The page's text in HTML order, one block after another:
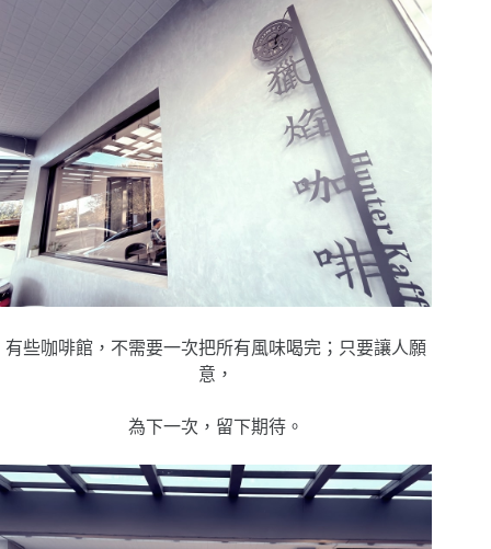
有些咖啡館，不需要一次把所有風味喝完；只要讓人願
意，
為下一次，留下期待。